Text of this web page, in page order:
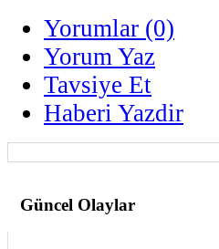
Yorumlar (0)
Yorum Yaz
Tavsiye Et
Haberi Yazdir
Güncel Olaylar